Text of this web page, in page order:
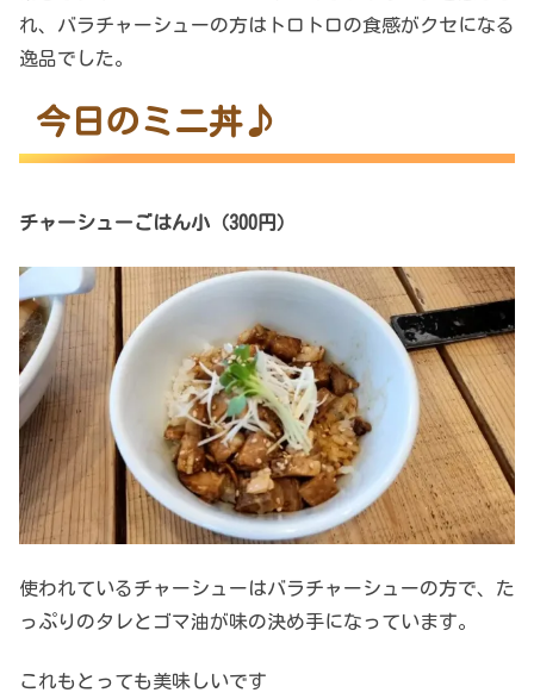
れ、バラチャーシューの方はトロトロの食感がクセになる
逸品でした。
今日のミニ丼♪
チャーシューごはん小（300円）
使われているチャーシューはバラチャーシューの方で、た
っぷりのタレとゴマ油が味の決め手になっています。
これもとっても美味しいです